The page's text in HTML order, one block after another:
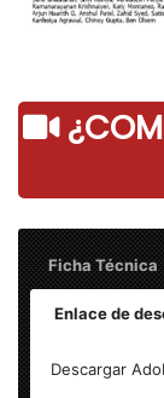
Ficha Técnica
Enlace de
Descargar